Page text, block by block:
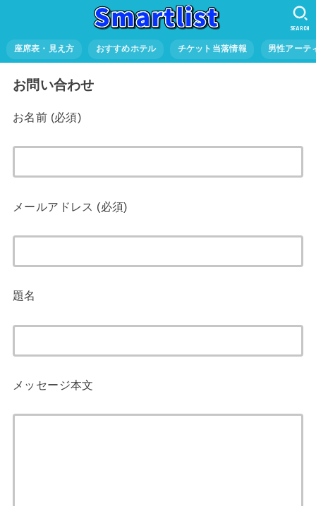
座席表・見え方 おすすめホテル チケット当落情報 男性アーテ
SEARCH
お問い合わせ
お名前 (必須)
メールアドレス (必須)
題名
メッセージ本文